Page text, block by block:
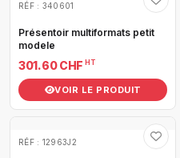
RÉF : 340601
Présentoir multiformats petit
modele
301.60 CHF HT
VOIR LE PRODUIT
RÉF : 12963J2